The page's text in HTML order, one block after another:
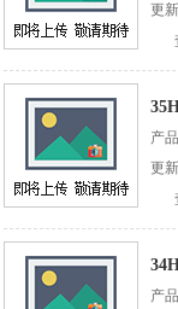
更
产
更
产